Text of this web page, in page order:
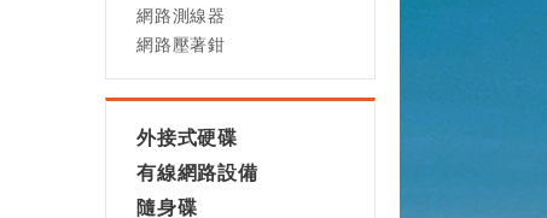
網路測線器
網路壓著鉗
外接式硬碟
有線網路設備
隨身碟